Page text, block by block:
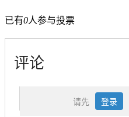
已有0人参与投票
评论
请先 登录